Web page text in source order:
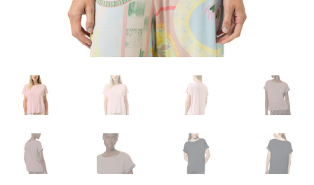
Datenschutzerklärung
Echtheit von Bewertungen
Forma de pagamento
Il mio conto
Impresso